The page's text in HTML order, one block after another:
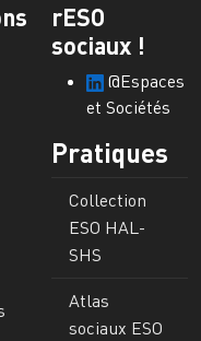
rESO
sociaux !
@Espaces
et Sociétés
Pratiques
Collection
ESO HAL-
SHS
Atlas
sociaux ESO